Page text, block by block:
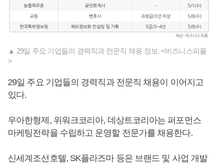
▲ 29일 주요 기업들의 경력직과 전문직 채용 정보. <비즈니스피플
>
29일 주요 기업들의 경력직과 전문직 채용이 이어지고
있다.
우아한형제, 위워크코리아, 데상트코리아는 퍼포먼스
마케팅전략을 수립하고 운영할 전문가를 채용한다.
신세계조선호텔, SK플라즈마 등은 브랜드 및 사업 개발